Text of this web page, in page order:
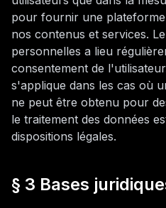
pour fournir une
nos contenus et services.
personnelles a lieu
consentement de
s'applique dans les cas où
ne peut être obtenu pour
le traitement des données
dispositions légales.
§ 3 Bases